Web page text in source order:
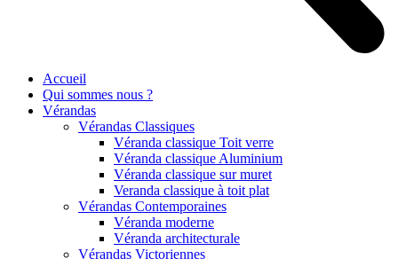
Accueil
Qui sommes nous ?
Vérandas
Vérandas Classiques
Véranda classique Toit verre
Véranda classique Aluminium
Véranda classique sur muret
Veranda classique à toit plat
Vérandas Contemporaines
Véranda moderne
Véranda architecturale
Vérandas Victoriennes